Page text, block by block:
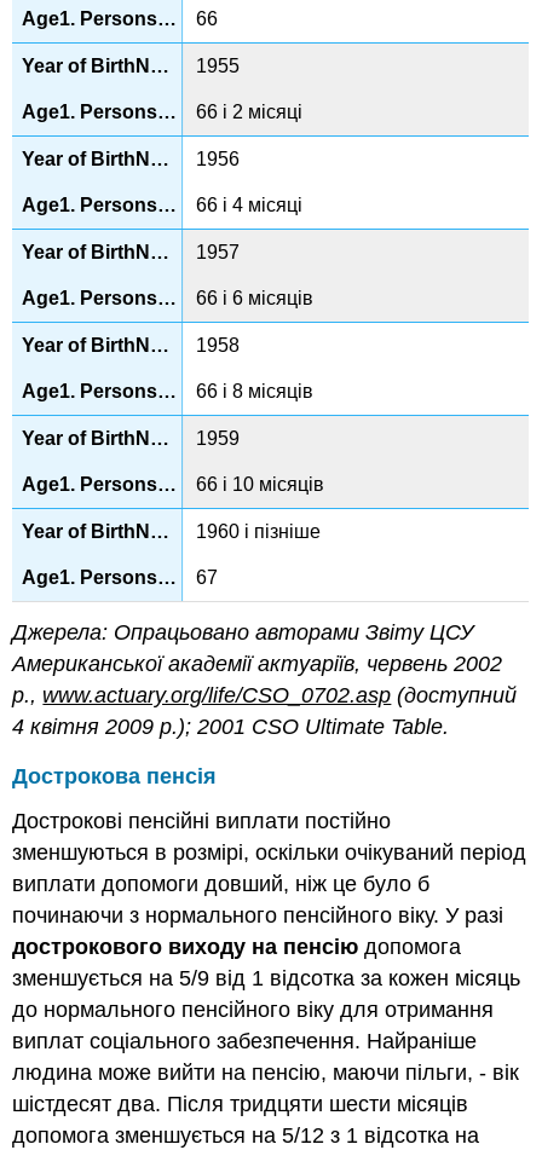
66
1955
66 і 2 місяці
1956
66 і 4 місяці
1957
66 і 6 місяців
1958
66 і 8 місяців
1959
66 і 10 місяців
1960 і пізніше
67
Джерела: Опрацьовано авторами Звіту ЦСУ
Американської академії актуаріїв, червень 2002
р., www.actuary.org/life/CSO_0702.asp (доступний
4 квітня 2009 р.); 2001 CSO Ultimate Table.
Дострокова пенсія
Дострокові пенсійні виплати постійно
зменшуються в розмірі, оскільки очікуваний період
виплати допомоги довший, ніж це було б
починаючи з нормального пенсійного віку. У разі
дострокового виходу на пенсію допомога
зменшується на 5/9 від 1 відсотка за кожен місяць
до нормального пенсійного віку для отримання
виплат соціального забезпечення. Найраніше
людина може вийти на пенсію, маючи пільги, - вік
шістдесят два. Після тридцяти шести місяців
допомога зменшується на 5/12 з 1 відсотка на